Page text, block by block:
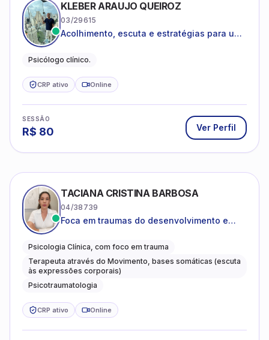
KLEBER ARAUJO QUEIROZ
03/29615
Acolhimento, escuta e estratégias para uma
Psicólogo clínico.
CRP ativo Online
SESSÃO
R$ 80 Ver Perfil
TACIANA CRISTINA BARBOSA
04/38739
Foca em traumas do desenvolvimento e
Psicologia Clínica, com foco em trauma
Terapeuta através do Movimento, bases somáticas (escuta
às expressões corporais)
Psicotraumatologia
CRP ativo Online